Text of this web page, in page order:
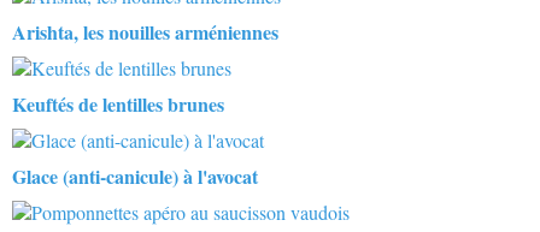
Arishta, les nouilles arméniennes
Keuftés de lentilles brunes
Glace (anti-canicule) à l'avocat